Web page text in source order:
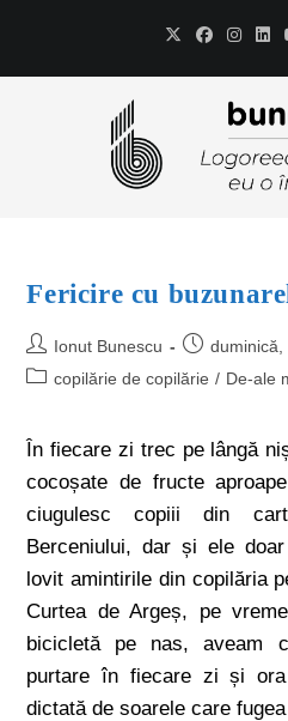
Fericire cu
Ionut Bunescu
duminică,
copilărie de copilărie / De-ale
În fiecare zi trec pe lângă
cocoșate de fructe
ciugulesc copiii din
Berceniului, dar și ele
lovit amintirile din copilăria
Curtea de Argeș, pe
bicicletă pe nas, aveam
purtare în fiecare zi și
dictată de soarele care